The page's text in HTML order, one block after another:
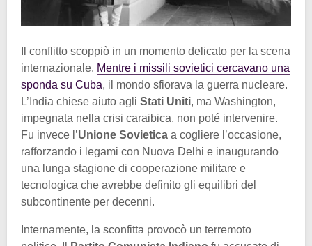
Il conflitto scoppiò in un momento delicato per la scena
internazionale. Mentre i missili sovietici cercavano una
sponda su Cuba, il mondo sfiorava la guerra nucleare.
L’India chiese aiuto agli Stati Uniti, ma Washington,
impegnata nella crisi caraibica, non poté intervenire.
Fu invece l’Unione Sovietica a cogliere l’occasione,
rafforzando i legami con Nuova Delhi e inaugurando
una lunga stagione di cooperazione militare e
tecnologica che avrebbe definito gli equilibri del
subcontinente per decenni.
Internamente, la sconfitta provocò un terremoto